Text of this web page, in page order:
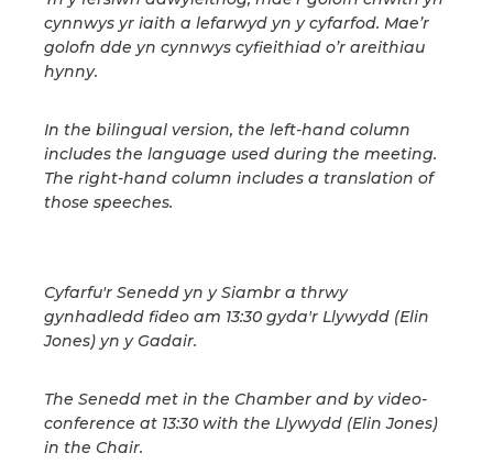
cynnwys yr iaith a lefarwyd yn y cyfarfod. Mae’r
golofn dde yn cynnwys cyfieithiad o’r areithiau
hynny.
In the bilingual version, the left-hand column
includes the language used during the meeting.
The right-hand column includes a translation of
those speeches.
Cyfarfu'r Senedd yn y Siambr a thrwy
gynhadledd fideo am 13:30 gyda'r Llywydd (Elin
Jones) yn y Gadair.
The Senedd met in the Chamber and by video-
conference at 13:30 with the Llywydd (Elin Jones)
in the Chair.